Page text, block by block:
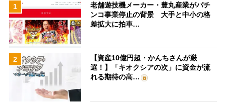
1
老舗遊技機メーカー・豊丸産業がパチ
ンコ事業停止の背景 大手と中小の格
差拡大に拍車…
2
【資産10億円超・かんちさんが厳
選！】「キオクシアの次」に資金が流
れる期待の高…